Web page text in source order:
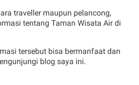
traveller maupun pelancong,
tentang Taman Wisata Air di
tersebut bisa bermanfaat dan
blog saya ini.